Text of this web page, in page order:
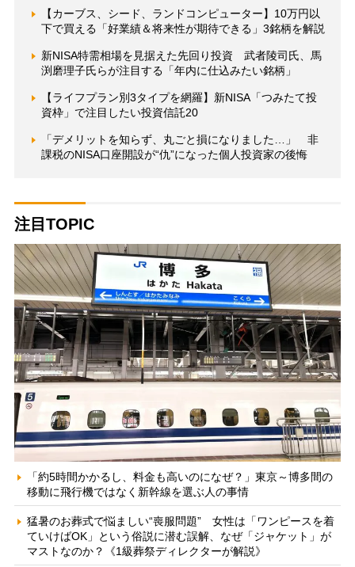
【カーブス、シード、ランドコンピューター】10万円以
下で買える「好業績＆将来性が期待できる」3銘柄を解説
新NISA特需相場を見据えた先回り投資 武者陵司氏、馬
渕磨理子氏らが注目する「年内に仕込みたい銘柄」
【ライフプラン別3タイプを網羅】新NISA「つみたて投
資枠」で注目したい投資信託20
「デメリットを知らず、丸ごと損になりました…」 非
課税のNISA口座開設が“仇”になった個人投資家の後悔
注目TOPIC
「約5時間かかるし、料金も高いのになぜ？」東京～博多間の
移動に飛行機ではなく新幹線を選ぶ人の事情
猛暑のお葬式で悩ましい“喪服問題” 女性は「ワンピースを着
ていけばOK」という俗説に潜む誤解、なぜ「ジャケット」が
マストなのか？《1級葬祭ディレクターが解説》